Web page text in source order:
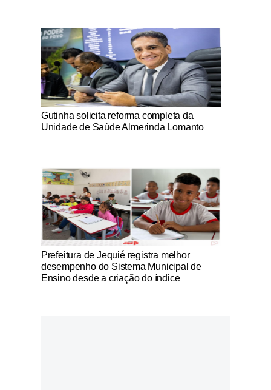
Notícias Católicas
Gutinha solicita reforma completa da
Unidade de Saúde Almerinda Lomanto
Notícias Católicas
Prefeitura de Jequié registra melhor
desempenho do Sistema Municipal de
Ensino desde a criação do índice